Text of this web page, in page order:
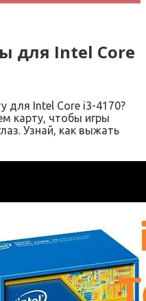
для Intel Core
для Intel Core i3-4170?
карту, чтобы игры
Узнай, как выжать